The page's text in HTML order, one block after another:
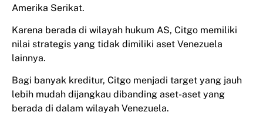
Amerika Serikat.
Karena berada di wilayah hukum AS, Citgo memiliki
nilai strategis yang tidak dimiliki aset Venezuela
lainnya.
Bagi banyak kreditur, Citgo menjadi target yang jauh
lebih mudah dijangkau dibanding aset-aset yang
berada di dalam wilayah Venezuela.